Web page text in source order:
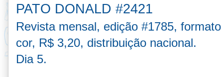
PATO DONALD #2421
Revista mensal, edição #1785,
cor, R$ 3,20, distribuição nacional.
Dia 5.